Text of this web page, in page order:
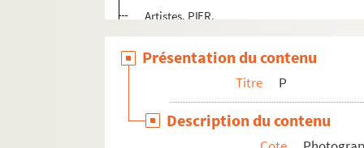
Artistes. PIER,
Photographes. PIERART, Pol
Artistes. PIERBO, Andrea
Photographes. PIERDA,
Artistes. PIERELLI, Attilio
Photographes. PIERIK, Harry
Présentation du contenu
Titre P
Description du contenu